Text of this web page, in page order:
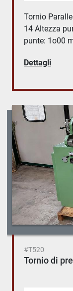
Tornio
14 Altezza
punte: 1o00
Dettagli
#T520
Tornio di